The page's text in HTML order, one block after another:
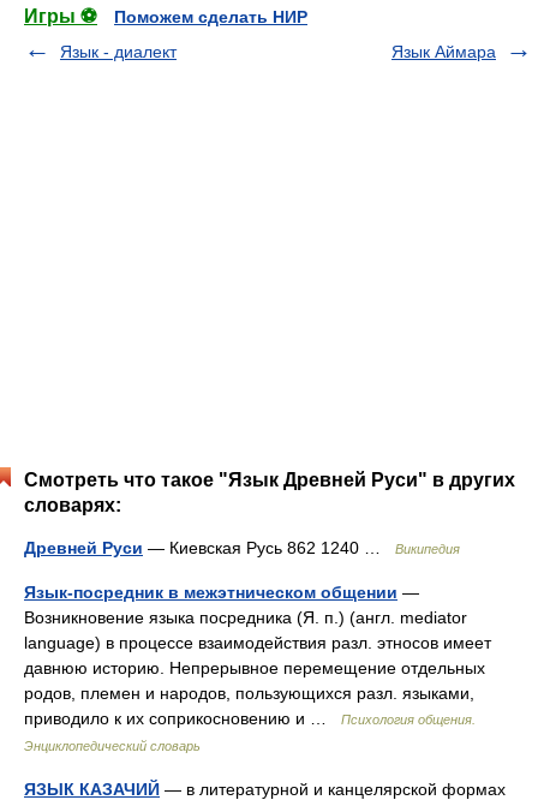
Игры ⚽
Поможем сделать НИР
Язык - диалект
Язык Аймара
Смотреть что такое "Язык Древней Руси" в других
словарях:
Древней Руси — Киевская Русь 862 1240 … Википедия
Язык-посредник в межэтническом общении —
Возникновение языка посредника (Я. п.) (англ. mediator
language) в процессе взаимодействия разл. этносов имеет
давнюю историю. Непрерывное перемещение отдельных
родов, племен и народов, пользующихся разл. языками,
приводило к их соприкосновению и …
Психология общения.
Энциклопедический словарь
ЯЗЫК КАЗАЧИЙ — в литературной и канцелярской формах